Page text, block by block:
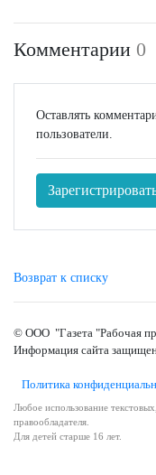
Комментарии 0
Оставлять
пользователи.
Возврат к списку
© ООО "Газета "Рабочая
Информация сайта
Политика
Любое использование
правообладателя.
Для детей старше 16 лет.